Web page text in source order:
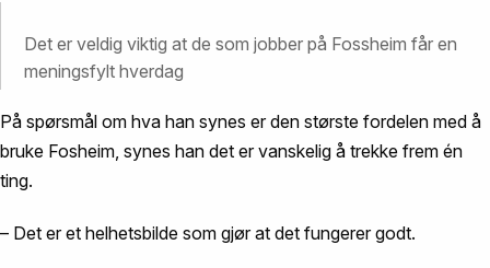
Det er veldig viktig at de som jobber på Fossheim får en
meningsfylt hverdag
På spørsmål om hva han synes er den største fordelen med å
bruke Fosheim, synes han det er vanskelig å trekke frem én
ting.
– Det er et helhetsbilde som gjør at det fungerer godt.